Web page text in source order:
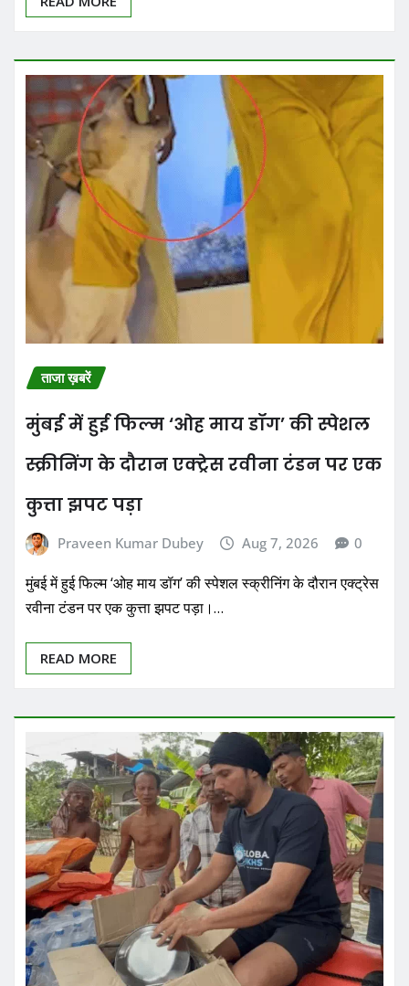
ताजा ख़बरें
मुंबई में हुई फिल्म ‘ओह माय डॉग’ की स्पेशल
स्क्रीनिंग के दौरान एक्ट्रेस रवीना टंडन पर एक
कुत्ता झपट पड़ा
Praveen Kumar Dubey Aug 7, 2026 0
मुंबई में हुई फिल्म ‘ओह माय डॉग’ की स्पेशल स्क्रीनिंग के दौरान एक्ट्रेस
रवीना टंडन पर एक कुत्ता झपट पड़ा।…
READ MORE